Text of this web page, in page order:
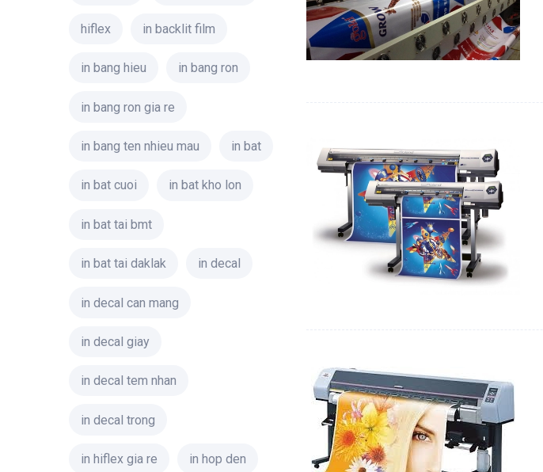
hiflex in backlit film
in bang hieu in bang ron
in bang ron gia re
in bang ten nhieu mau in bat
in bat cuoi in bat kho lon
in bat tai bmt
in bat tai daklak in decal
in decal can mang
in decal giay
in decal tem nhan
in decal trong
in hiflex gia re in hop den